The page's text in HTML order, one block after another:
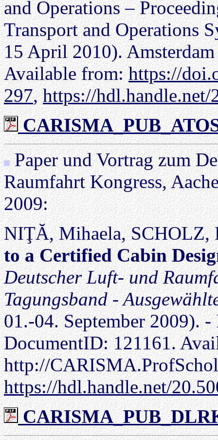
and Operations –
Transport and Operations
15 April 2010).
Available from:https://
297,https://
Paper und Vortrag zum
Raumfahrt Kongress,
2009:
NIŢĂ, Mihaela, SCHOLZ,
to a Certified Cabin
Deutscher Luft- und
Tagungsband -
01.-04. September 2009).
DocumentID: 121161.
http://
https://hdl.handle.net/